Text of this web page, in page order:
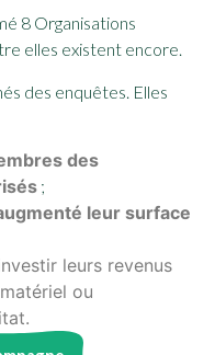
8 Organisations
elles existent encore.
des enquêtes. Elles
des
;
leur surface
leurs revenus
ou